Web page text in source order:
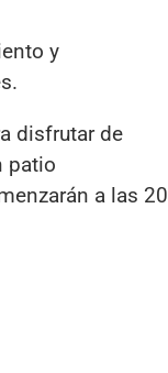
y
disfrutar de
patio
a las 20